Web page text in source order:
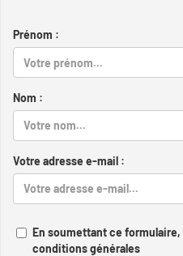
Prénom :
Nom :
Votre adresse e-mail :
En soumettant ce
conditions générales